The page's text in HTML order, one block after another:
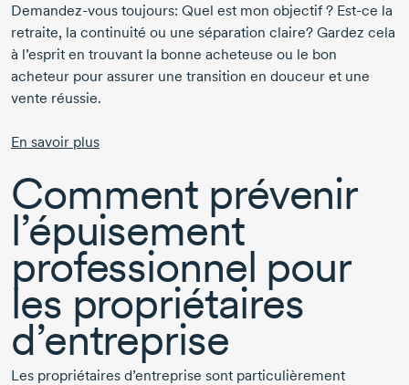
Demandez-vous toujours: Quel est mon objectif ? Est-ce la
retraite, la continuité ou une séparation claire? Gardez cela
à l’esprit en trouvant la bonne acheteuse ou le bon
acheteur pour assurer une transition en douceur et une
vente réussie.
En savoir plus
Comment prévenir
l’épuisement
professionnel pour
les propriétaires
d’entreprise
Les propriétaires d’entreprise sont particulièrement